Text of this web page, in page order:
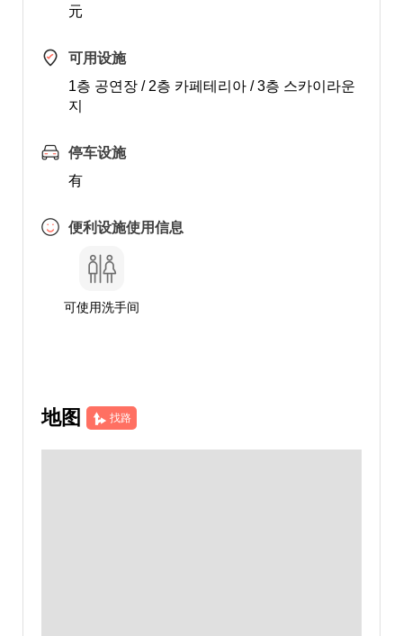
元
可用设施
1층 공연장 / 2층 카페테리아 / 3층 스카이라운
지
停车设施
有
便利设施使用信息
可使用洗手间
地图 找路